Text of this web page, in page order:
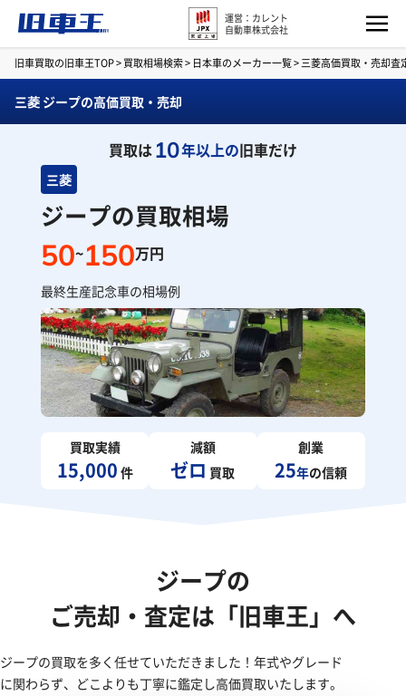
運営：カレント
自動車株式会社
旧車買取の旧車王TOP>買取相場検索> 日本車のメーカー一覧>三菱高価買取・売却査
三菱 ジープの高価買取・売却
買取は10年以上の旧車だけ
三菱
ジープの買取相場
50~150万円
最終生産記念車の相場例
買取実績
15,000 件
減額
ゼロ 買取
創業
25年の信頼
ジープの
ご売却・査定は「旧車王」へ
ジープの買取を多く任せていただきました！年式やグレード
に関わらず、どこよりも丁寧に鑑定し高価買取いたします。